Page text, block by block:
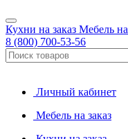
Кухни на заказ Мебель на
8 (800) 700-53-56
Личный кабинет
Мебель на заказ